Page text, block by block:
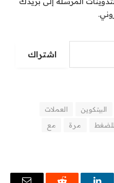
اشتراك
البيتكوين
العملات
للضغط مرة
مع